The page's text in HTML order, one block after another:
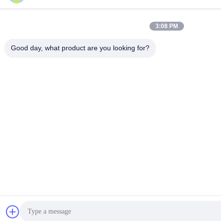
3:08 PM
Good day, what product are you looking for?